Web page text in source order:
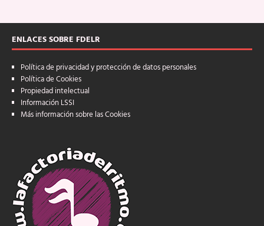
ENLACES SOBRE FDELR
Política de privacidad y protección de datos personales
Política de Cookies
Propiedad intelectual
Información LSSI
Más información sobre las Cookies